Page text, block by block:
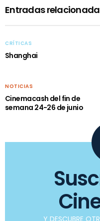
Entradas
CRÍTICAS
Shanghai
NOTICIAS
Cinemacash del fin de
semana 24-26 de junio
Y DESCUBRE